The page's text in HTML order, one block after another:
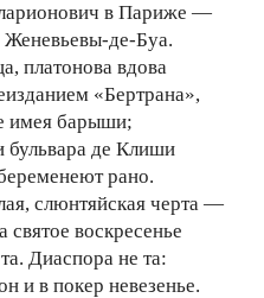
в Париже —
де-Буа.
платонова вдова
«Бертрана»,
имея барыши;
де Клиши
рано.
слюнтяйская черта —
воскресенье
Диаспора не та:
и в покер невезенье.